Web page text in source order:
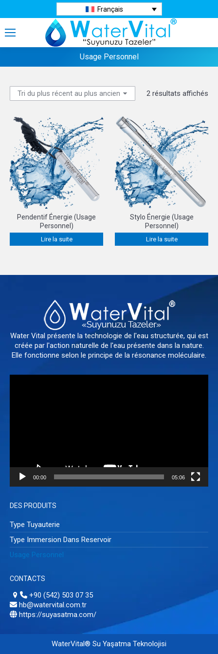
Français
Usage Personnel
2 résultats affichés
au
Pendentif Énergie (Usage
Personnel)
Lire la suite
Stylo Énergie (Usage
Personnel)
Lire la suite
Water Vital présente la technologie de l'eau structurée, qui est
créée par l'action naturelle de l'eau présente dans la nature.
Elle fonctionne selon le principe de la résonance moléculaire.
00:00 05:06
DES PRODUITS
Type Tuyauterie
Type Immersion Dans Reservoir
Usage Personnel
CONTACTS
+90 (542) 503 07 35
hb@watervital.com.tr
https://suyasatma.com/
WaterVital® Su Yaşatma Teknolojisi